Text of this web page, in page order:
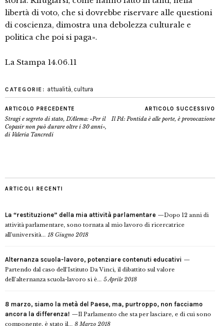
libertà di voto, che si dovrebbe riservare alle questioni
di coscienza, dimostra una debolezza culturale e
politica che poi si paga».
La Stampa 14.06.11
CATEGORIE: attualità, cultura
ARTICOLO PRECEDENTE
Stragi e segreto di stato, D'Alema: «Per il
Copasir non può durare oltre i 30 anni»,
di Valeria Tancredi
ARTICOLO SUCCESSIVO
Il Pd: Pontida è alle porte, è provocazione
ARTICOLI RECENTI
La “restituzione” della mia attività parlamentare
Dopo 12 anni di
attività parlamentare, sono tornata al mio lavoro di ricercatrice
all’università... 18 Giugno 2018
Alternanza scuola-lavoro, potenziare contenuti educativi
Partendo dal caso dell’Istituto Da Vinci, il dibattito sul valore
dell’alternanza scuola-lavoro si è... 5 Aprile 2018
8 marzo, siamo la metà del Paese, ma, purtroppo, non facciamo
ancora la differenza!
Il Parlamento che sta per lasciare, e di cui sono
componente, è stato il... 8 Marzo 2018